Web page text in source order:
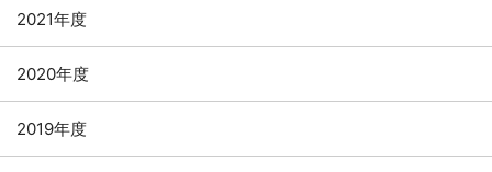
2021年度
2020年度
2019年度